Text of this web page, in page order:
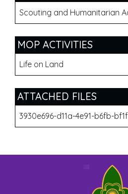
Scouting and Humanitarian
MOP ACTIVITIES
Life on Land
ATTACHED FILES
3930e696-d11a-4e91-b6fb-